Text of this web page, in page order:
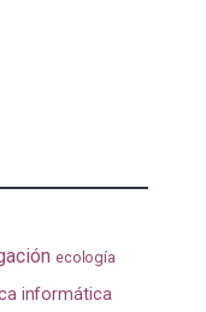
ecología
informática